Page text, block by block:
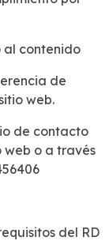
al contenido
de
web.
de contacto
o a través
del RD